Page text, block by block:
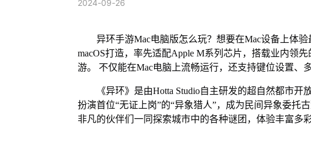
2024-09-26
异环手游Mac电脑版怎么玩？想要在Mac设备上体
macOS打造，率先适配Apple M系列芯片，搭载业内领
游。 不仅能在Mac电脑上流畅运行，还支持键位设置、
《异环》是由Hotta Studio自主研发的超自然都市
扮演首位“无证上岗”的“异象猎人”，成为民间异象委托
非凡的伙伴们一同探索城市中的各种谜团，体验丰富多